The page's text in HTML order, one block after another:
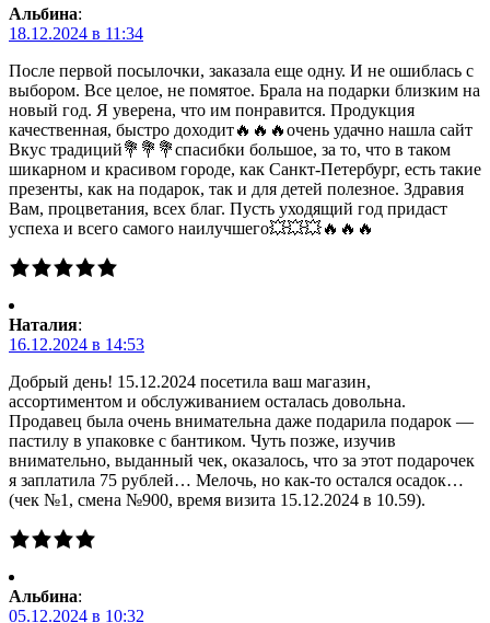
Альбина:
18.12.2024 в 11:34
После первой посылочки, заказала еще одну. И не ошиблась с
выбором. Все целое, не помятое. Брала на подарки близким на
новый год. Я уверена, что им понравится. Продукция
качественная, быстро доходит🔥🔥🔥очень удачно нашла сайт
Вкус традиций💐💐💐спасибки большое, за то, что в таком
шикарном и красивом городе, как Санкт-Петербург, есть такие
презенты, как на подарок, так и для детей полезное. Здравия
Вам, процветания, всех благ. Пусть уходящий год придаст
успеха и всего самого наилучшего💥💥💥🔥🔥🔥
Наталия:
16.12.2024 в 14:53
Добрый день! 15.12.2024 посетила ваш магазин,
ассортиментом и обслуживанием осталась довольна.
Продавец была очень внимательна даже подарила подарок —
пастилу в упаковке с бантиком. Чуть позже, изучив
внимательно, выданный чек, оказалось, что за этот подарочек
я заплатила 75 рублей… Мелочь, но как-то остался осадок…
(чек №1, смена №900, время визита 15.12.2024 в 10.59).
Альбина:
05.12.2024 в 10:32